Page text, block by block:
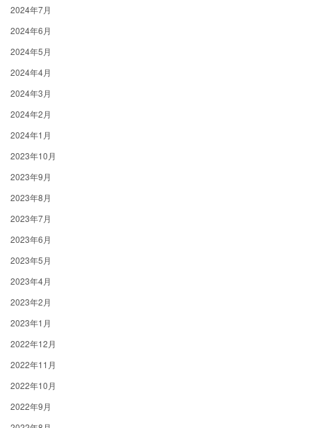
2024年7月
2024年6月
2024年5月
2024年4月
2024年3月
2024年2月
2024年1月
2023年10月
2023年9月
2023年8月
2023年7月
2023年6月
2023年5月
2023年4月
2023年2月
2023年1月
2022年12月
2022年11月
2022年10月
2022年9月